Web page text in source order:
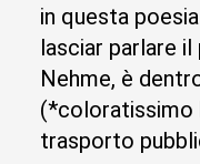
in questa
lasciar parlare
Nehme, è
(*coloratissimo
trasporto